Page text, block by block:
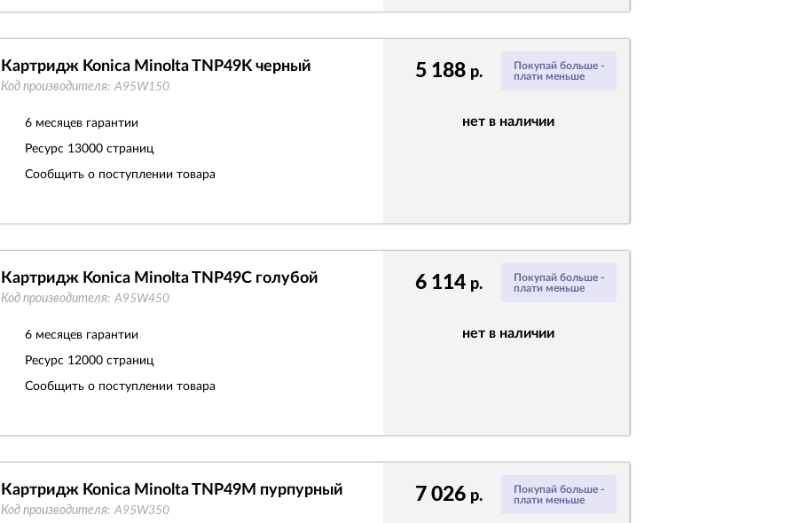
Покупай больше -
плати меньше
5 188 р.
нет в наличии
Картридж Konica Minolta TNP49K черный
Код производителя: A95W150
6 месяцев гарантии
Ресурс 13000 страниц
Сообщить о поступлении товара
Покупай больше -
плати меньше
6 114 р.
нет в наличии
Картридж Konica Minolta TNP49C голубой
Код производителя: A95W450
6 месяцев гарантии
Ресурс 12000 страниц
Сообщить о поступлении товара
Покупай больше -
плати меньше
7 026 р.
Картридж Konica Minolta TNP49M пурпурный
Код производителя: A95W350